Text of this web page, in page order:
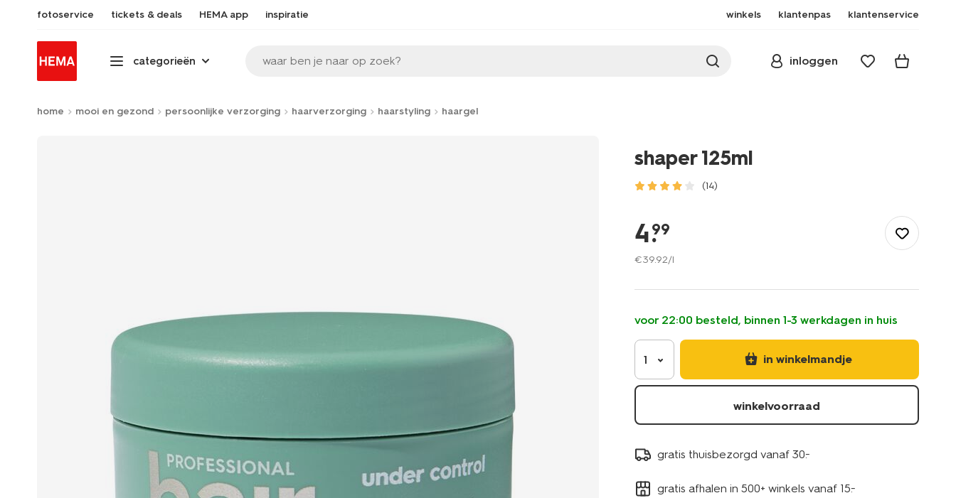
fotoservice tickets & deals HEMA app inspiratie winkels klantenpas klantenservice
categorieën waar ben je naar op zoek? inloggen
home mooi en gezond persoonlijke verzorging haarverzorging haarstyling haargel
shaper 125ml
(14)
verzorging/haarverzorging/haarstyling/gel/shaper-
11008124.html
4.
99
€39.92/l
voor 22:00 besteld, binnen 1-3 werkdagen in huis
1 in winkelmandje
winkelvoorraad
gratis thuisbezorgd vanaf 30.-
gratis afhalen in 500+ winkels vanaf 15.-